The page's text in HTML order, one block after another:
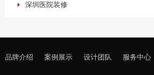
深圳医院装修
品牌介绍 案例展示 设计团队 服务中心